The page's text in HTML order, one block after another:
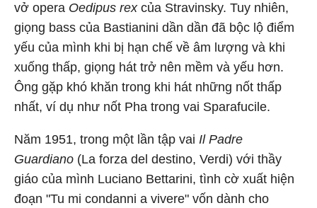
vở opera Oedipus rexcủa Stravinsky. Tuy nhiên,
giọng bass của Bastianini dần dần đã bộc lộ điểm
yếu của mình khi bị hạn chế về âm lượng và khi
xuống thấp, giọng hát trở nên mềm và yếu hơn.
Ông gặp khó khăn trong khi hát những nốt thấp
nhất, ví dụ như nốt Pha trong vai Sparafucile.
Năm 1951, trong một lần tập vai Il Padre
Guardiano (La forza del destino, Verdi) với thầy
giáo của mình Luciano Bettarini, tình cờ xuất hiện
đoạn "Tu mi condanni a vivere" vốn dành cho